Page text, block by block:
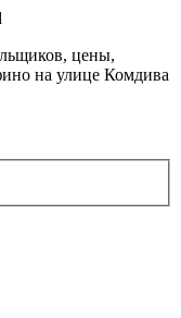
цены,
на улице Комдива